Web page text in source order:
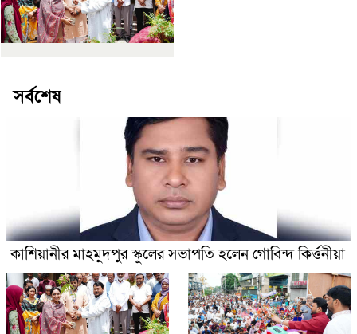
সর্বশেষ
কাশিয়ানীর মাহমুদপুর স্কুলের সভাপতি হলেন গোবিন্দ কির্ত্তনীয়া